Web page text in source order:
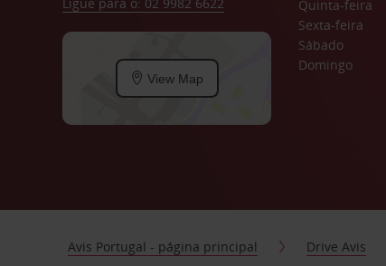
View Map
Quinta-feira
Sexta-feira
Sábado
Domingo
Avis Portugal - página principal Drive Avis